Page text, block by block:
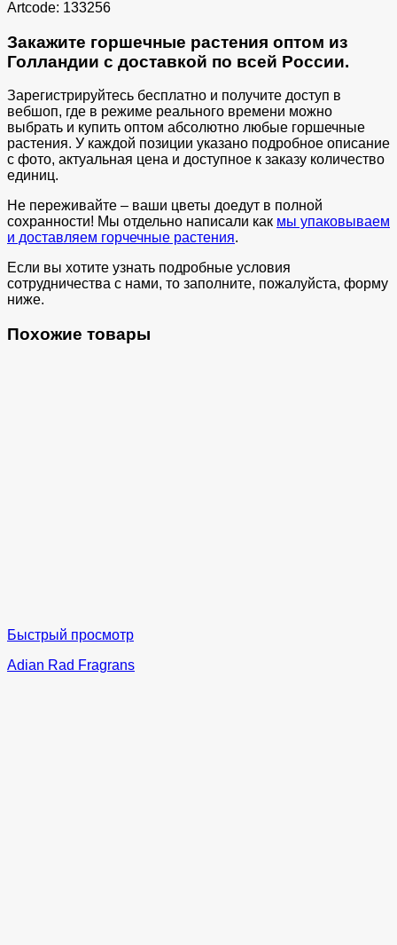
Artcode: 133256
Закажите горшечные растения оптом из
Голландии с доставкой по всей России.
Зарегистрируйтесь бесплатно и получите доступ в
вебшоп, где в режиме реального времени можно
выбрать и купить оптом абсолютно любые горшечные
растения. У каждой позиции указано подробное описание
с фото, актуальная цена и доступное к заказу количество
единиц.
Не переживайте – ваши цветы доедут в полной
сохранности! Мы отдельно написали как мы упаковываем
и доставляем горчечные растения.
Если вы хотите узнать подробные условия
сотрудничества с нами, то заполните, пожалуйста, форму
ниже.
Похожие товары
Быстрый просмотр
Adian Rad Fragrans